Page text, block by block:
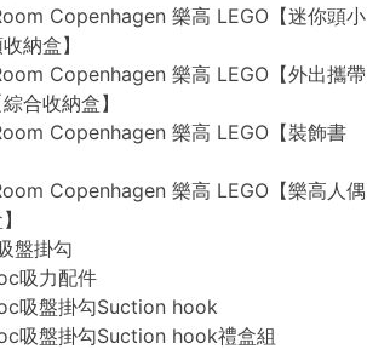
Copenhagen 樂高 LEGO【迷你頭小
納盒】
Copenhagen 樂高 LEGO【外出攜帶
合收納盒】
Copenhagen 樂高 LEGO【裝飾書
Copenhagen 樂高 LEGO【樂高人偶
盤掛勾
吸力配件
吸盤掛勾Suction hook
吸盤掛勾Suction hook禮盒組